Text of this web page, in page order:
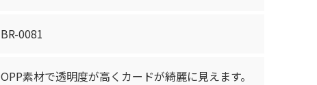
BR-0081
OPP素材で透明度が高くカードが綺麗に見えます。